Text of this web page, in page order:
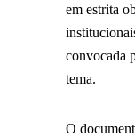
em estrita
convocada
tema.
O